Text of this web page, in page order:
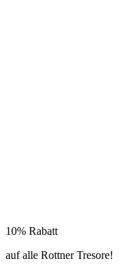
10% Rabatt
auf alle Rottner Tresore!